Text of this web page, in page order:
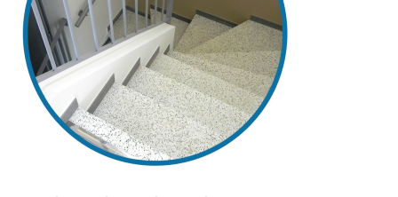
Escalier extérieur
Finitions pour escalier